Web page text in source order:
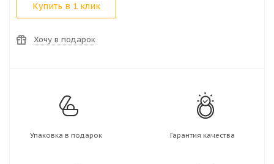
Купить в 1 клик
Хочу в подарок
Упаковка в подарок Гарантия качества